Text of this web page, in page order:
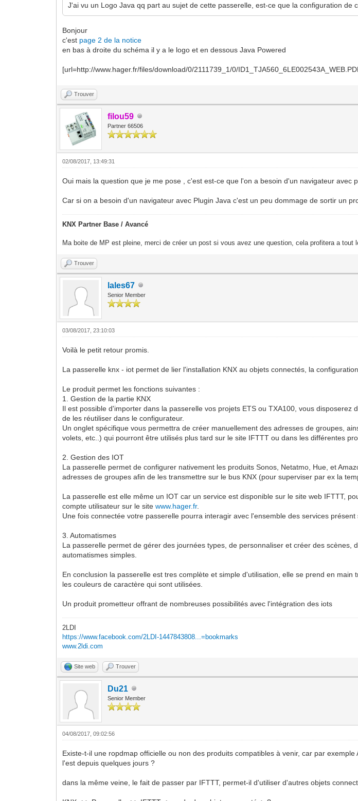
J'ai vu un Logo Java qq part au sujet de cette passerelle, est-ce que la configuration de
Bonjour
c'est page 2 de la notice
en bas à droite du schéma il y a le logo et en dessous Java Powered
[url=http://www.hager.fr/files/download/0/2111739_1/0/
Trouver
filou59
Partner 66506
02/08/2017, 13:49:31
Oui mais la question que je me pose , c'est est-ce que l'on a besoin d'un navigateur avec
Car si on a besoin d'un navigateur avec Plugin Java c'est un peu dommage de sortir un
KNX Partner Base / Avancé
Ma boite de MP est pleine, merci de créer un post si vous avez une question, cela profitera a tout
Trouver
lales67
Senior Member
03/08/2017, 23:10:03
Voilà le petit retour promis.
La passerelle knx - iot permet de lier l'installation KNX au objets connectés, la
Le produit permet les fonctions suivantes :
1. Gestion de la partie KNX
Il est possible d'importer dans la passerelle vos projets ETS ou TXA100, vous
de les réutiliser dans le configurateur.
Un onglet spécifique vous permettra de créer manuellement des adresses de groupes,
volets, etc..) qui pourront être utilisés plus tard sur le site IFTTT ou dans les différentes
2. Gestion des IOT
La passerelle permet de configurer nativement les produits Sonos, Netatmo, Hue, et
adresses de groupes afin de les transmettre sur le bus KNX (pour superviser par ex la
La passerelle est elle même un IOT car un service est disponible sur le site web IFTTT,
compte utilisateur sur le sitewww.hager.fr.
Une fois connectée votre passerelle pourra interagir avec l'ensemble des services présent
3. Automatismes
La passerelle permet de gérer des journées types, de personnaliser et créer des
automatismes simples.
En conclusion la passerelle est tres complète et simple d'utilisation, elle se prend en
les couleurs de caractère qui sont utilisées.
Un produit prometteur offrant de nombreuses possibilités avec l'intégration des iots
2LDI
https://www.facebook.com/2LDI-1447843808...=bookmarks
www.2ldi.com
Site web Trouver
Du21
Senior Member
04/08/2017, 09:02:56
Existe-t-il une ropdmap officielle ou non des produits compatibles à venir, car par
l'est depuis quelques jours ?
dans la même veine, le fait de passer par IFTTT, permet-il d'utiliser d'autres objets